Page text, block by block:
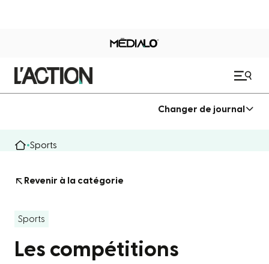
Changer de journal
Sports
Revenir à la catégorie
Sports
Les compétitions